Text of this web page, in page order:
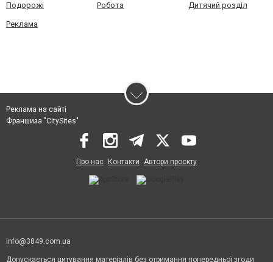
Подорожі Робота Дитячий розділ
Реклама
Реклама на сайті
Франшиза "CitySites"
Про нас Контакти Автори проєкту
info@3849.com.ua
Допускається цитування матеріалів без отримання попередньої згоди